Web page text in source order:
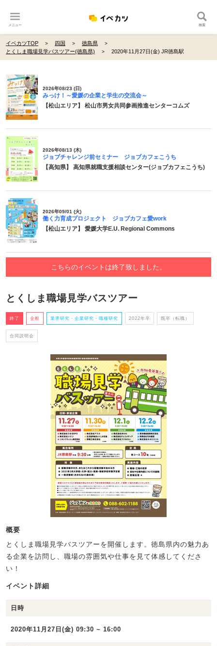
メニュー 検索
イベカツTOP 四国
徳島県
とくしま職場見学バスツアー(徳島県)
2020年11月27日(金) JR徳島駅
2026年08/23 (日)
みっけ！～愛媛の企業と学生の交流会～
【松山エリア】 松山市男女共同参画推進センターコムズ
2026年08/13 (木)
ジョブチャレンジ前セミナー ジョブカフェこうち
【高知県】 高知県就職支援相談センター(ジョブカフェこうち)
2026年09/01 (火)
働く力育成プロジェクト ジョブカフェ愛work
【松山エリア】 愛媛大学E.U. Regional Commons
こちらのイベントは終了致しました。
とくしま職場見学バスツアー
終了 全般 業界研究・企業研究・職種研究 2022年卒 既卒（転職）
合同説明会
概要
とくしま職場見学バスツアーを開催します。徳島県内の魅力あ
る企業を訪問し、職場の雰囲気や仕事を見て体感してくださ
い！
イベント詳細
日時
2020年11月27日(金) 09:30 ~ 16:00